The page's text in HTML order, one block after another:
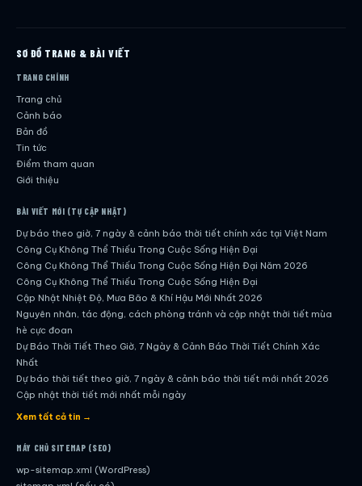
SƠ ĐỒ TRANG & BÀI VIẾT
TRANG CHÍNH
Trang chủ
Cảnh báo
Bản đồ
Tin tức
Điểm tham quan
Giới thiệu
BÀI VIẾT MỚI (TỰ CẬP NHẬT)
Dự báo theo giờ, 7 ngày & cảnh báo thời tiết chính xác tại Việt Nam
Công Cụ Không Thể Thiếu Trong Cuộc Sống Hiện Đại
Công Cụ Không Thể Thiếu Trong Cuộc Sống Hiện Đại Năm 2026
Công Cụ Không Thể Thiếu Trong Cuộc Sống Hiện Đại
Cập Nhật Nhiệt Độ, Mưa Bão & Khí Hậu Mới Nhất 2026
Nguyên nhân, tác động, cách phòng tránh và cập nhật thời tiết mùa
hè cực đoan
Dự Báo Thời Tiết Theo Giờ, 7 Ngày & Cảnh Báo Thời Tiết Chính Xác
Nhất
Dự báo thời tiết theo giờ, 7 ngày & cảnh báo thời tiết mới nhất 2026
Cập nhật thời tiết mới nhất mỗi ngày
Hướng dẫn đầy đủ về dự báo thời tiết hiện đại
Dự Báo Thời Tiết Theo Giờ, 7 Ngày & Cảnh Báo Thời Tiết Chính Xác
Công Cụ Không Thể Thiếu Trong Cuộc Sống Hiện Đại
Xem tất cả tin →
MÁY CHỦ SITEMAP (SEO)
wp-sitemap.xml (WordPress)